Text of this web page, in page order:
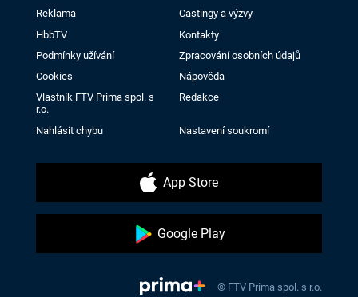
Reklama
Castingy a výzvy
HbbTV
Kontakty
Podmínky užívání
Zpracování osobních údajů
Cookies
Nápověda
Vlastník FTV Prima spol. s
r.o.
Redakce
Nahlásit chybu Nastavení soukromí
App Store
Google Play
© FTV Prima spol. s r.o.